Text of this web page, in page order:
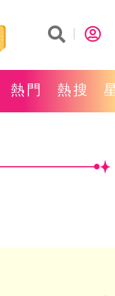
熱門 熱搜